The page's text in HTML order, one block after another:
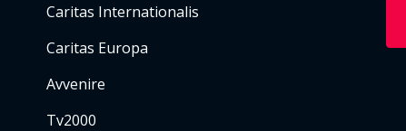
Caritas Internationalis
Caritas Europa
Avvenire
Tv2000